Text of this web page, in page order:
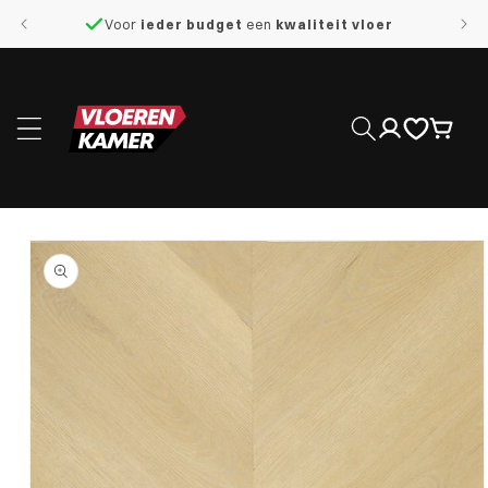
naar de
Voor ieder budget een kwaliteit vloer
Inloggen
direct naar